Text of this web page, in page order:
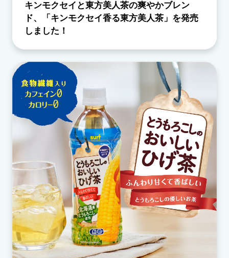
キンモクセイと東方美人茶の爽やかブレン
ド、「キンモクセイ香る東方美人茶」を発売
しました！